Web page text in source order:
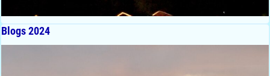
Blogs 2024